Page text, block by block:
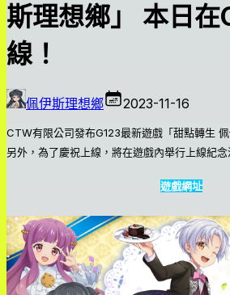
斯理想鄉」 本日在
線！
佩伊斯理想鄉 2023-11-16
CTW有限公司發布G123最新遊戲「甜點轉生
另外，為了慶祝上線，將在遊戲內舉行上線紀念
遊戲網址